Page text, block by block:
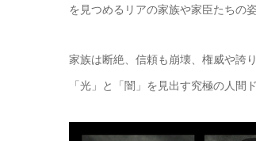
を見つめるリアの家族や家臣たちの
家族は断絶、信頼も崩壊、権威や誇
「光」と「闇」を見出す究極の人間